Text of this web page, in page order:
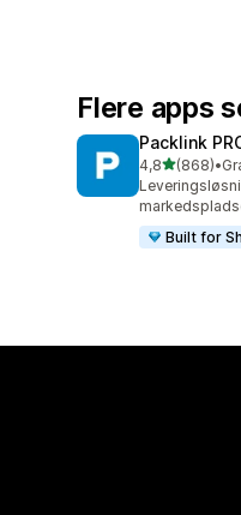
Flere apps
Packlink
4,8ud af 5
(868)
868 •
Built for